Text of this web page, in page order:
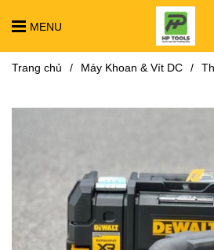
MENU
Trang chủ / Máy Khoan & Vít DC /